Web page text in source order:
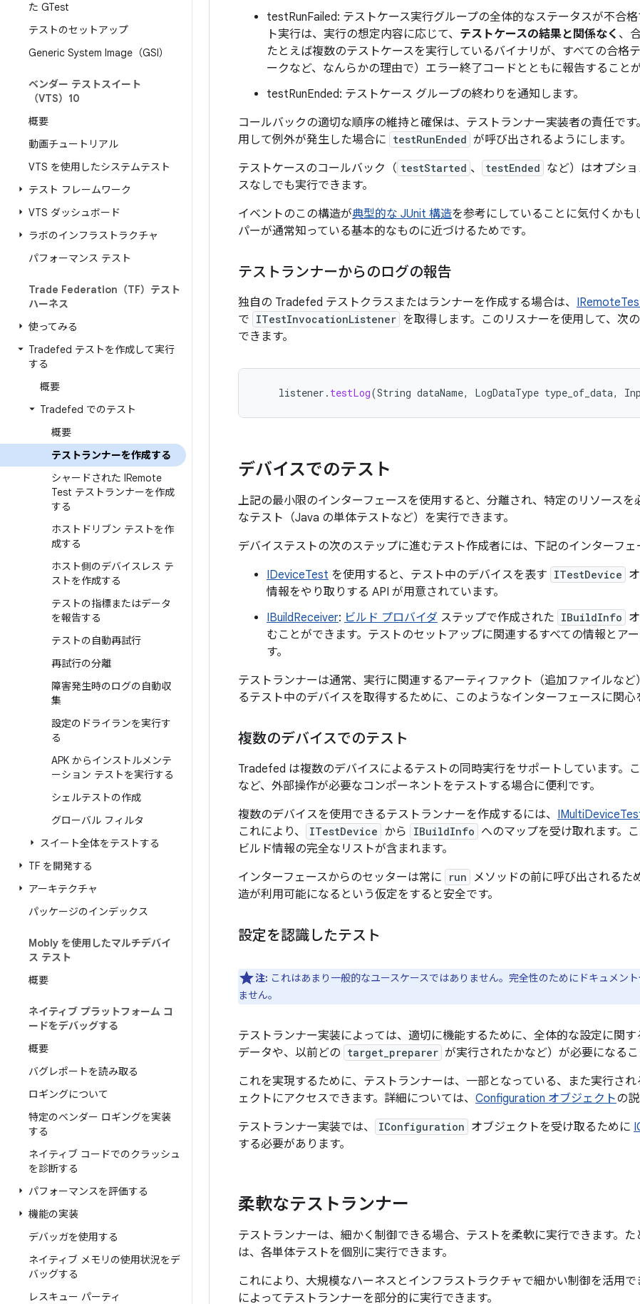
た GTest
テストのセットアップ
Generic System Image（GSI）
ベンダー テストスイート
（VTS）10
概要
動画チュートリアル
VTS を使用したシステムテスト
テスト フレームワーク
VTS ダッシュボード
ラボのインフラストラクチャ
パフォーマンス テスト
Trade Federation（TF）テスト
ハーネス
使ってみる
Tradefed テストを作成して実行
する
概要
Tradefed でのテスト
概要
テストランナーを作成する
シャードされた IRemote
Test テストランナーを作成
する
ホストドリブン テストを作
成する
ホスト側のデバイスレス テ
ストを作成する
テストの指標またはデータ
を報告する
テストの自動再試行
再試行の分離
障害発生時のログの自動収
集
設定のドライランを実行す
る
APK からインストルメンテ
ーション テストを実行する
シェルテストの作成
グローバル フィルタ
スイート全体をテストする
TF を開発する
アーキテクチャ
パッケージのインデックス
Mobly を使用したマルチデバイ
ス テスト
概要
ネイティブ プラットフォーム コ
ードをデバッグする
概要
バグレポートを読み取る
ロギングについて
特定のベンダー ロギングを実装
する
ネイティブ コードでのクラッシュ
を診断する
パフォーマンスを評価する
機能の実装
デバッガを使用する
ネイティブ メモリの使用状況をデ
バッグする
レスキュー パーティ
testRunFailed: テストケース実行グループの全体的なステータスが不合
ト実行は、実行の想定内容に応じて、 テストケースの結果と関係なく 、
たとえば複数のテストケースを実行しているバイナリが、すべての合格
ークなど、なんらかの理由で）エラー終了コードとともに報告することが
testRunEnded: テストケース グループの終わりを通知します。
コールバックの適切な順序の維持と確保は、テストランナー実装者の責任です
用して例外が発生した場合に testRunEnded が呼び出されるようにします。
テストケースのコールバック（ testStarted 、 testEnded など）はオプシ
スなしでも実行できます。
イベントのこの構造が典型的な JUnit 構造を参考にしていることに気付くかも
パーが通常知っている基本的なものに近づけるためです。
テストランナーからのログの報告
独自の Tradefed テストクラスまたはランナーを作成する場合は、
で ITestInvocationListener を取得します。このリスナーを使用して、次
できます。
listener . testLog(String dataName, LogDataType type_of_data,
デバイスでのテスト
上記の最小限のインターフェースを使用すると、分離され、特定のリソース
なテスト（Java の単体テストなど）を実行できます。
デバイステストの次のステップに進むテスト作成者には、下記のインターフェ
IDeviceTest を使用すると、テスト中のデバイスを表す ITestDevice
情報をやり取りする API が用意されています。
IBuildReceiver: ビルド プロバイダ ステップで作成された IBuildInfo
むことができます。テストのセットアップに関連するすべての情報とア
す。
テストランナーは通常、実行に関連するアーティファクト（追加ファイルな
るテスト中のデバイスを取得するために、このようなインターフェースに関心
複数のデバイスでのテスト
Tradefed は複数のデバイスによるテストの同時実行をサポートしています。
など、外部操作が必要なコンポーネントをテストする場合に便利です。
複数のデバイスを使用できるテストランナーを作成するには、
これにより、
ITestDevice から IBuildInfo へのマップを受け取れます。
ビルド情報の完全なリストが含まれます。
インターフェースからのセッターは常に
run メソッドの前に呼び出されるた
造が利用可能になるという仮定をすると安全です。
設定を認識したテスト
注: これはあまり一般的なユースケースではありません。完全性のためにドキュメン
ません。
テストランナー実装によっては、適切に機能するために、全体的な設定に関
データや、以前どの target_preparer が実行されたかなど）が必要になるこ
これを実現するために、テストランナーは、一部となっている、また実行され
ェクトにアクセスできます。詳細については、 Configuration オブジェクトの
テストランナー実装では、
IConfiguration オブジェクトを受け取るために
する必要があります。
柔軟なテストランナー
テストランナーは、細かく制御できる場合、テストを柔軟に実行できます。
は、各単体テストを個別に実行できます。
これにより、大規模なハーネスとインフラストラクチャで細かい制御を活用
によってテストランナーを部分的に実行できます。